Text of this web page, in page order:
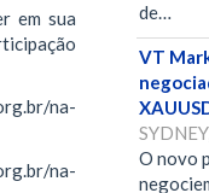
em sua
na-
na-
de…
VT
O novo